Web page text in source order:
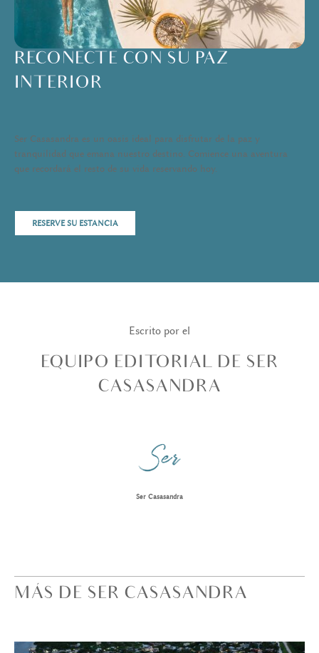
RECONECTE CON SU PAZ
INTERIOR
Ser Casasandra es un oasis ideal para disfrutar de la paz y
tranquilidad que emana nuestro destino. Comience una aventura
que recordará el resto de su vida reservando hoy.
RESERVE SU ESTANCIA
Escrito por el
EQUIPO EDITORIAL DE SER
CASASANDRA
Ser Casasandra
MÁS DE SER CASASANDRA